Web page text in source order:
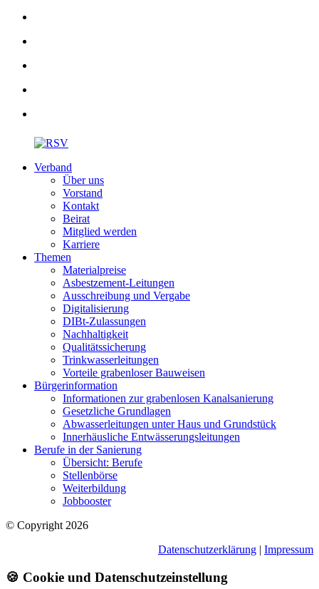
Verband
Über uns
Vorstand
Kontakt
Beirat
Mitglied werden
Karriere
Themen
Materialpreise
Asbestzement-Leitungen
Ausschreibung und Vergabe
Digitalisierung
DIBt-Zulassungen
Nachhaltigkeit
Qualitätssicherung
Trinkwasserleitungen
Vorteile grabenloser Bauweisen
Bürgerinformation
Informationen zur grabenlosen Kanalsanierung
Gesetzliche Grundlagen
Abwasserleitungen unter Haus und Grundstück
Innerhäusliche Entwässerungsleitungen
Berufe in der Sanierung
Übersicht: Berufe
Stellenbörse
Weiterbildung
Jobbooster
© Copyright 2026
Datenschutzerklärung | Impressum
🍪 Cookie und Datenschutzeinstellung